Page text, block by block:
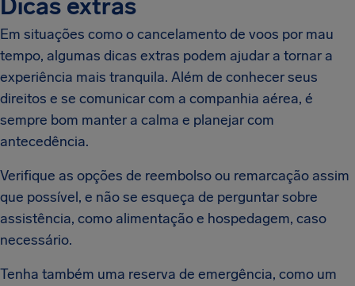
Dicas extras
Em situações como o cancelamento de voos por mau
tempo, algumas dicas extras podem ajudar a tornar a
experiência mais tranquila. Além de conhecer seus
direitos e se comunicar com a companhia aérea, é
sempre bom manter a calma e planejar com
antecedência.
Verifique as opções de reembolso ou remarcação assim
que possível, e não se esqueça de perguntar sobre
assistência, como alimentação e hospedagem, caso
necessário.
Tenha também uma reserva de emergência, como um